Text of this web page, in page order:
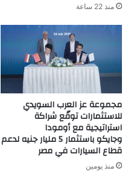
منذ 22 ساعة
مجموعة عز العرب السويدي
للاستثمارات توقّع شراكة
استراتيجية مع أومودا
وجايكو باستثمار 5 مليار جنيه لدعم
قطاع السيارات في مصر
منذ يومين